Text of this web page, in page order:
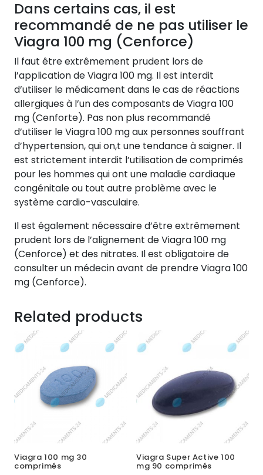
Dans certains cas, il est
recommandé de ne pas utiliser le
Viagra 100 mg (Cenforce)
Il faut être extrêmement prudent lors de
l’application de Viagra 100 mg. Il est interdit
d’utiliser le médicament dans le cas de réactions
allergiques à l’un des composants de Viagra 100
mg (Cenforte). Pas non plus recommandé
d’utiliser le Viagra 100 mg aux personnes souffrant
d’hypertension, qui on,t une tendance à saigner. Il
est strictement interdit l’utilisation de comprimés
pour les hommes qui ont une maladie cardiaque
congénitale ou tout autre problème avec le
système cardio-vasculaire.
Il est également nécessaire d’être extrêmement
prudent lors de l’alignement de Viagra 100 mg
(Cenforce) et des nitrates. Il est obligatoire de
consulter un médecin avant de prendre Viagra 100
mg (Cenforce).
Related products
Viagra 100 mg 30
comprimés
Viagra Super Active 100
mg 90 comprimés